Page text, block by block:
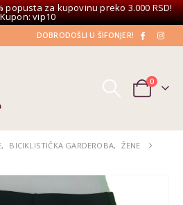
popusta za kupovinu preko 3.000 RSD!
Kupon: vip10
DOBRODOŠLI U ŠIFONJER!
0
, BICIKLISTIČKA GARDEROBA,
ŽENE